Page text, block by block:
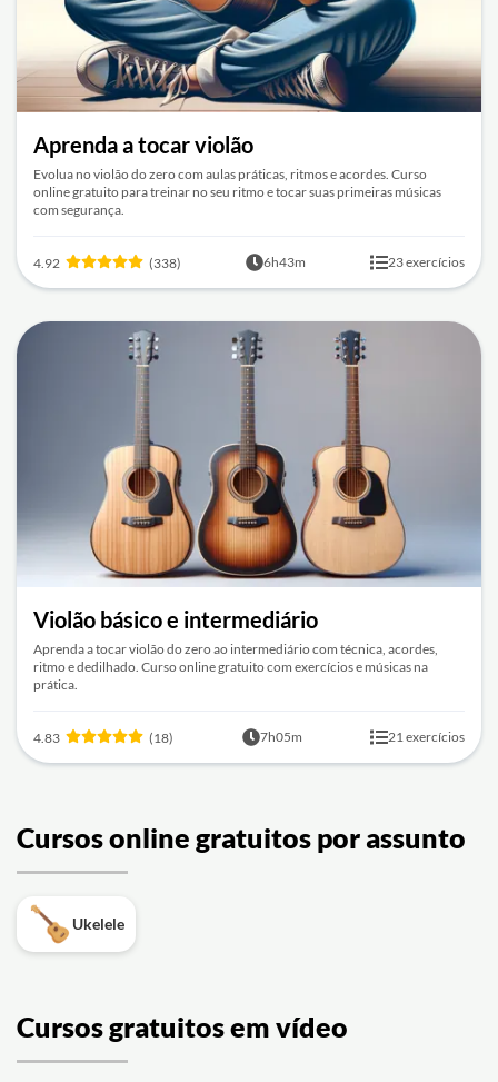
Aprenda a tocar violão
Evolua no violão do zero com aulas práticas, ritmos e acordes. Curso
online gratuito para treinar no seu ritmo e tocar suas primeiras músicas
com segurança.
4.92 (338) 6h43m 23 exercícios
Violão básico e intermediário
Aprenda a tocar violão do zero ao intermediário com técnica, acordes,
ritmo e dedilhado. Curso online gratuito com exercícios e músicas na
prática.
4.83 (18) 7h05m 21 exercícios
Cursos online gratuitos por assunto
Ukelele
Cursos gratuitos em vídeo